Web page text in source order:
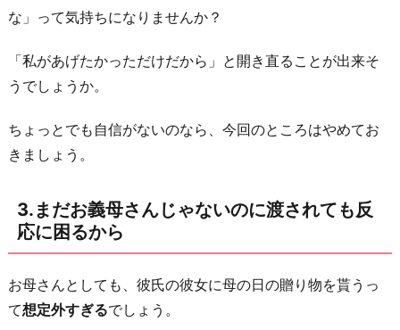
困
る
ら
4.
た
た
か
な
彼
な」って気持ちになりませんか？
「私があげたかっただけだから」と開き直ることが出来そ
うでしょうか。
ちょっとでも自信がないのなら、今回のところはやめてお
きましょう。
3.まだお義母さんじゃないのに渡されても反
応に困るから
お母さんとしても、彼氏の彼女に母の日の贈り物を貰うっ
て想定外すぎるでしょう。